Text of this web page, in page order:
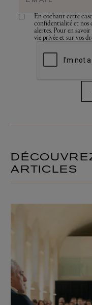
En cochant cette
confidentialité et nos
alertes. Pour en
vie privée et sur vos
ARTICLES